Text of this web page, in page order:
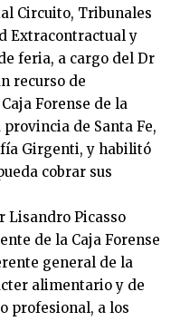
Circuito, Tribunales
Extracontractual y
feria, a cargo del Dr
recurso de
Forense de la
de Santa Fe,
Girgenti, y habilitó
cobrar sus
Lisandro Picasso
de la Caja Forense
general de la
alimentario y de
profesional, a los